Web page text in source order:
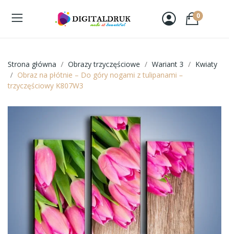
0
Strona główna Obrazy trzyczęściowe Wariant 3
Kwiaty
Obraz na płótnie – Do góry nogami z tulipanami –
trzyczęściowy K807W3